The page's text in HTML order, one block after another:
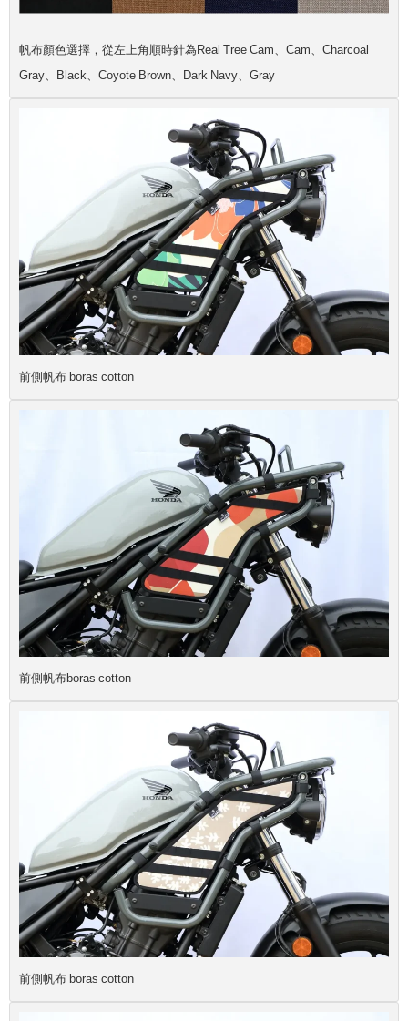
帆布顏色選擇，從左上角順時針為Real Tree Cam、Cam、Charcoal
Gray、Black、Coyote Brown、Dark Navy、Gray
前側帆布 boras cotton
前側帆布boras cotton
前側帆布 boras cotton